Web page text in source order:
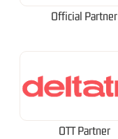
Official Partner
OTT Partner